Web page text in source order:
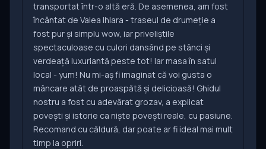
transportat într-o altă eră. De asemenea, am fost
încântat de Valea Ihlara - traseul de drumeție a
fost pur și simplu wow, iar priveliștile
spectaculoase cu culori dansând pe stânci și
verdeață luxuriantă peste tot! Iar masa în satul
local - yum! Nu mi-aș fi imaginat că voi gusta o
mâncare atât de proaspătă și delicioasă! Ghidul
nostru a fost cu adevărat grozav, a explicat
povești și istorie ca niște povești reale, cu pasiune.
Recomand cu căldură, dar poate ar fi ideal mai mult
timp la opriri.